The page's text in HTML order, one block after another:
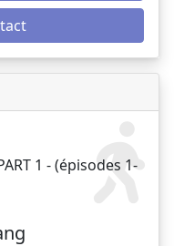
1 - (épisodes 1-